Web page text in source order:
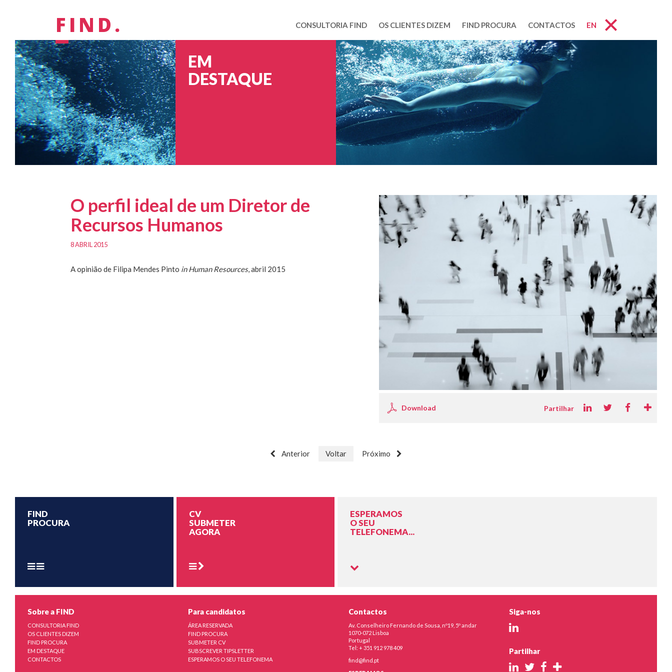
FIND. CONSULTORIA FIND OS CLIENTES DIZEM FIND PROCURA CONTACTOS EN
EM
DESTAQUE
O perfil ideal de um Diretor de
Recursos Humanos
8 ABRIL 2015
A opinião de Filipa Mendes Pinto in Human Resources, abril 2015
Download Partilhar
Anterior Voltar Próximo
FIND
PROCURA
CV
SUBMETER
AGORA
ESPERAMOS
O SEU
TELEFONEMA...
Sobre a FIND
CONSULTORIA FIND
OS CLIENTES DIZEM
FIND PROCURA
EM DESTAQUE
CONTACTOS
Para candidatos
ÁREA RESERVADA
FIND PROCURA
SUBMETER CV
SUBSCREVER TIPSLETTER
ESPERAMOS O SEU TELEFONEMA
Contactos
Av. Conselheiro Fernando de Sousa, nº19, 5º andar
1070-072 Lisboa
Portugal
Tel: + 351 912 978 409
find@find.pt
Siga-nos
Partilhar